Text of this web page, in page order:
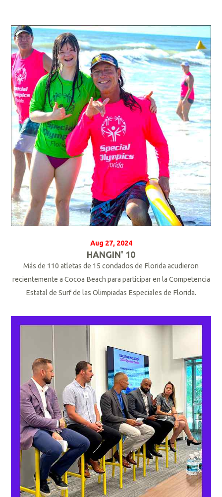
L
e
e
r
m
á
s
Aug 27, 2024
HANGIN' 10
Más de 110 atletas de 15 condados de Florida acudieron
recientemente a Cocoa Beach para participar en la Competencia
Estatal de Surf de las Olimpiadas Especiales de Florida.
L